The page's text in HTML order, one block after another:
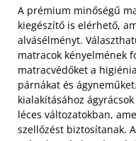
A prémium minőségű
kiegészítő is elérhető,
alvásélményt.
matracok kényelmének
matracvédőket a
párnákat és
kialakításához
léces változatokban,
szellőzést biztosítanak.